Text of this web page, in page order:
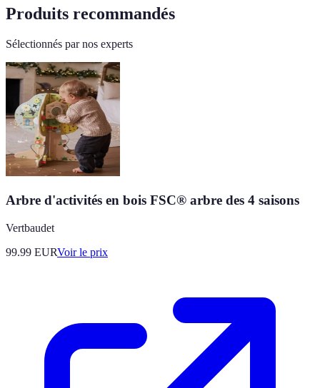
Produits recommandés
Sélectionnés par nos experts
Arbre d'activités en bois FSC® arbre des 4 saisons
Vertbaudet
99.99 EURVoir le prix